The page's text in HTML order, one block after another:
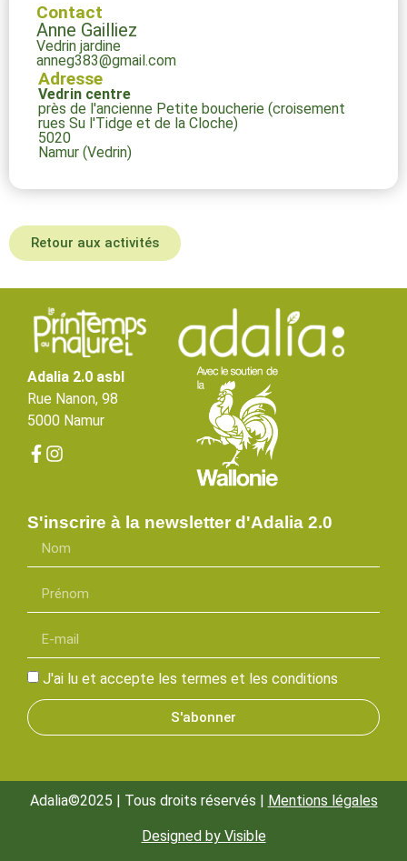
Contact
Anne Gailliez
Vedrin jardine
anneg383@gmail.com
Adresse
Vedrin centre
près de l'ancienne Petite boucherie (croisement
rues Su l'Tidge et de la Cloche)
5020
Namur (Vedrin)
Retour aux activités
Adalia 2.0 asbl
Rue Nanon, 98
5000 Namur
S'inscrire à la newsletter d'Adalia 2.0
J'ai lu et accepte les termes et les conditions
S'abonner
Adalia©2025 | Tous droits réservés | Mentions légales
Designed by Visible